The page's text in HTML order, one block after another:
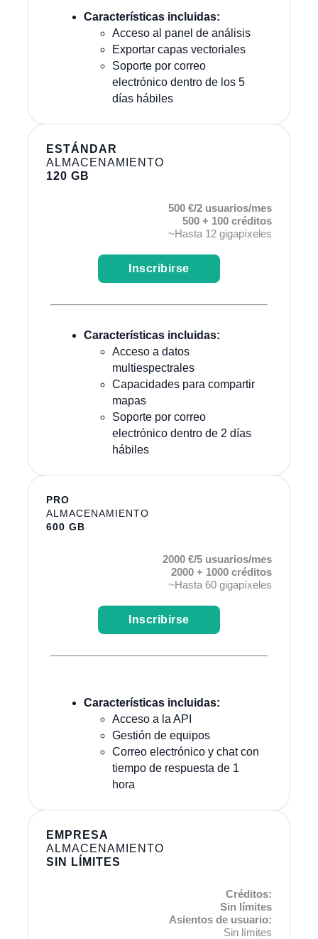
Características incluidas:
Acceso al panel de análisis
Exportar capas vectoriales
Soporte por correo
electrónico dentro de los 5
días hábiles
ESTÁNDAR
ALMACENAMIENTO
120 GB
500 €/2 usuarios/mes
500 + 100 créditos
~Hasta 12 gigapíxeles
Inscribirse
Características incluidas:
Acceso a datos
multiespectrales
Capacidades para compartir
mapas
Soporte por correo
electrónico dentro de 2 días
hábiles
PRO
ALMACENAMIENTO
600 GB
2000 €/5 usuarios/mes
2000 + 1000 créditos
~Hasta 60 gigapíxeles
Inscribirse
Características incluidas:
Acceso a la API
Gestión de equipos
Correo electrónico y chat con
tiempo de respuesta de 1
hora
EMPRESA
ALMACENAMIENTO
SIN LÍMITES
Créditos:
Sin límites
Asientos de usuario:
Sin límites